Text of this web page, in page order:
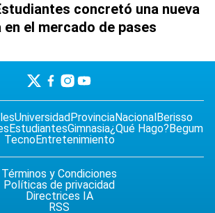
concretó una nueva
el mercado de pases
Universidad ProvinciaNacional Berisso
EstudiantesGimnasia¿Qué Hago? Begum
TecnoEntretenimiento
Términos y Condiciones
Políticas de privacidad
Directrices IA
RSS